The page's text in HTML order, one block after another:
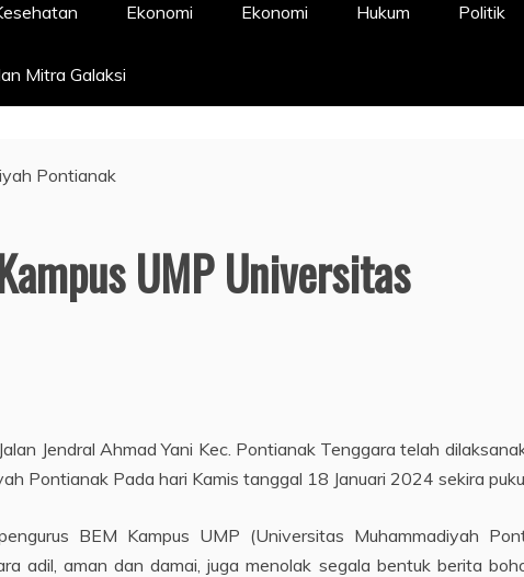
Ekonomi Ekonomi Hukum Politik
Mitra Galaksi
UMP Universitas
Jendral Ahmad Yani Kec. Pontianak Tenggara telah
Pontianak Pada hari Kamis tanggal 18 Januari 2024 sekira
BEM Kampus UMP (Universitas Muhammadiyah
adil, aman dan damai, juga menolak segala bentuk berita